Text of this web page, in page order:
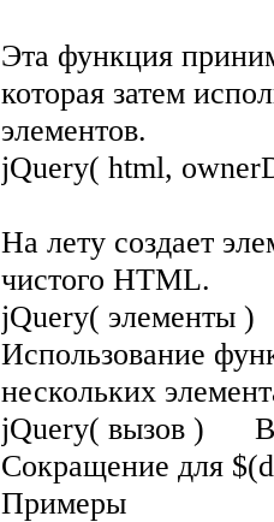
Эта функция
которая затем
элементов.
jQuery( html,
На лету создает
чистого HTML.
jQuery( элементы
Использование
нескольких
jQuery( вызов )
Сокращение для
Примеры